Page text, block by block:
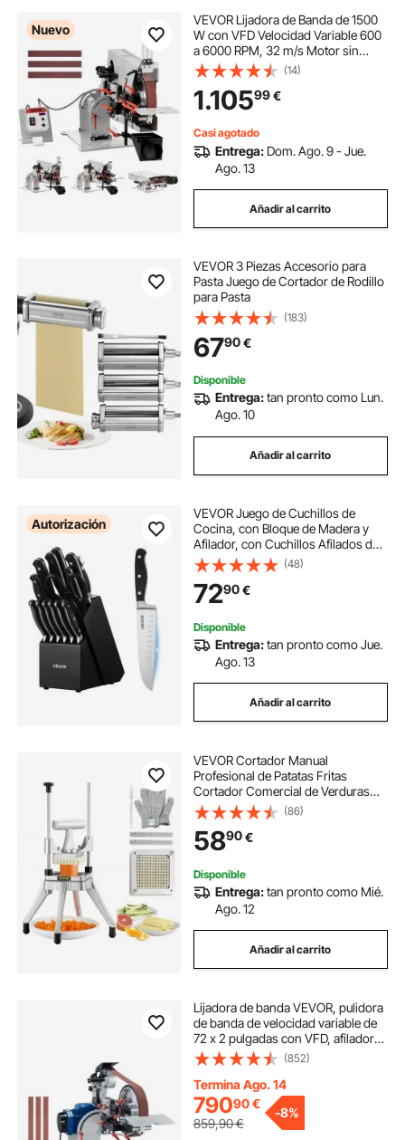
Nuevo
VEVOR Lijadora de Banda de 1500
W con VFD Velocidad Variable 600
a 6000 RPM, 32 m/s Motor sin
Escobillas, Amoladora de Lijado
1829 x 51 mm, 3 Modos, 3 Bandas
para Metal Acero Taller Madera
Cuchillos
(14)
1.10599€
Casi agotado
Entrega: Dom. Ago. 9 - Jue.
Ago. 13
Añadir al carrito
VEVOR 3 Piezas Accesorio para
Pasta Juego de Cortador de Rodillo
para Pasta
(183)
6790€
Disponible
Entrega:tan pronto como Lun.
Ago. 10
Añadir al carrito
Autorización
VEVOR Juego de Cuchillos de
Cocina, con Bloque de Madera y
Afilador, con Cuchillos Afilados de
Acero Inoxidable de Alto Carbono,
con Mango Resistente a Roturas,
para Cocineros Aficionados, 15 uds
(48)
7290€
Disponible
Entrega:tan pronto como Jue.
Ago. 13
Añadir al carrito
VEVOR Cortador Manual
Profesional de Patatas Fritas
Cortador Comercial de Verduras
0,64cm Cuchilla de Acero
Inoxidable Cortador de Verduras
Frutas 2 Cuchillas de Repuesto para
Preparación de Ensaladas
(86)
5890€
Disponible
Entrega:tan pronto como Mié.
Ago. 12
Añadir al carrito
Lijadora de banda VEVOR, pulidora
de banda de velocidad variable de
72 x 2 pulgadas con VFD, afilador
de cuchillos de 1500 W con 3
moldes de pulido y 3 bandas de
lijado para trabajar metales,
compatible con bandas de 72" a 82
x 2
(852)
Termina Ago. 14
79090€
859,90€
-8%